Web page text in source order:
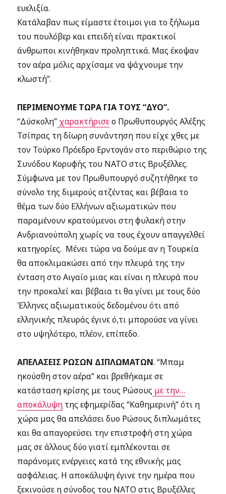
ευελιξία.
Κατάλαβαν πως είμαστε έτοιμοι για το ξήλωμα
του πουλόβερ και επειδή είναι πρακτικοί
άνθρωποι κινήθηκαν προληπτικά. Μας έκοψαν
τον αέρα μόλις αρχίσαμε να ψάχνουμε την
κλωστή”.
ΠΕΡΙΜΕΝΟΥΜΕ ΤΩΡΑ ΓΙΑ ΤΟΥΣ “ΔΥΟ”.
“Δύσκολη” χαρακτήρισεο Πρωθυπουργός Αλέξης
Τσίπρας τη δίωρη συνάντηση που είχε χθες με
τον Τούρκο Πρόεδρο Ερντογάν στο περιθώριο της
Συνόδου Κορυφής του ΝΑΤΟ στις Βρυξέλλες.
Σύμφωνα με τον Πρωθυπουργό συζητήθηκε το
σύνολο της διμερούς ατζέντας και βέβαια το
θέμα των δύο Ελλήνων αξιωματικών που
παραμένουν κρατούμενοι στη φυλακή στην
Ανδριανούπολη χωρίς να τους έχουν απαγγελθεί
κατηγορίες. Μένει τώρα να δούμε αν η Τουρκία
θα αποκλιμακώσει από την πλευρά της την
ένταση στο Αιγαίο μιας και είναι η πλευρά που
την προκαλεί και βέβαια τι θα γίνει με τους δύο
Έλληνες αξιωματικούς δεδομένου ότι από
ελληνικής πλευράς έγινε ό,τι μπορούσε να γίνει
στο υψηλότερο, πλέον, επίπεδο.
ΑΠΕΛΑΣΕΙΣ ΡΩΣΩΝ ΔΙΠΛΩΜΑΤΩΝ. “Μπαμ
ηκούσθη στον αέρα” και βρεθήκαμε σε
κατάσταση κρίσης με τους Ρώσους με την…
αποκάλυψη της εφημερίδας “Καθημερινή” ότι η
χώρα μας θα απελάσει δυο Ρώσους διπλωμάτες
και θα απαγορεύσει την επιστροφή στη χώρα
μας σε άλλους δύο γιατί εμπλέκονται σε
παράνομες ενέργειες κατά της εθνικής μας
ασφάλειας. Η αποκάλυψη έγινε την ημέρα που
ξεκινούσε η σύνοδος του ΝΑΤΟ στις Βρυξέλλες